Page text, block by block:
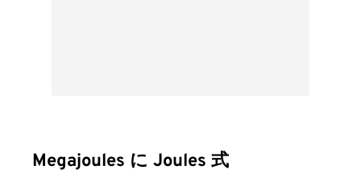
Megajoules に Joules 式